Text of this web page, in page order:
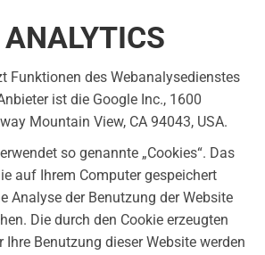
ANALYTICS
Funktionen des Webanalysedienstes
ist die Google Inc., 1600
Mountain View, CA 94043, USA.
so genannte „Cookies“. Das
auf Ihrem Computer gespeichert
Analyse der Benutzung der Website
Die durch den Cookie erzeugten
Ihre Benutzung dieser Website werden